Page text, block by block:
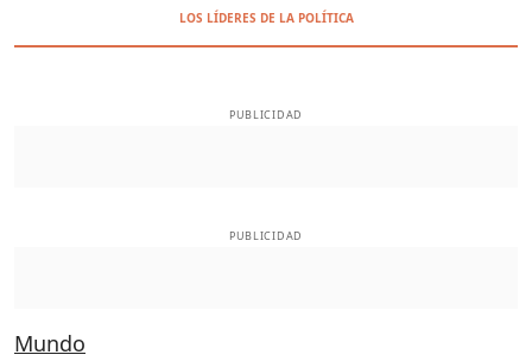
LOS LÍDERES DE LA POLÍTICA
PUBLICIDAD
PUBLICIDAD
Mundo